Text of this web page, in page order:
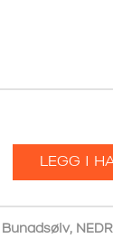
LEGG I
Bunadsølv,